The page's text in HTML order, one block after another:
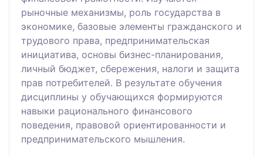
рыночные механизмы, роль государства в
экономике, базовые элементы гражданского и
трудового права, предпринимательская
инициатива, основы бизнес-планирования,
личный бюджет, сбережения, налоги и защита
прав потребителей. В результате обучения
дисциплины у обучающихся формируются
навыки рационального финансового
поведения, правовой ориентированности и
предпринимательского мышления.